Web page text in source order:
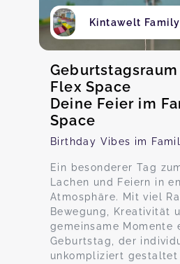
Kintawelt
Flex Space
Deine Feier im
Space
Birthday Vibes im
Ein besonderer Tag
Lachen und Feiern in
Atmosphäre. Mit viel
Bewegung, Kreativität
gemeinsame Momente
Geburtstag, der
unkompliziert gestaltet